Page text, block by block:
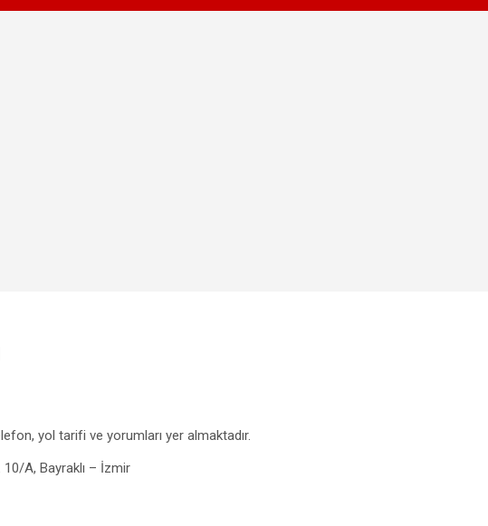
yol tarifi ve yorumları yer almaktadır.
A, Bayraklı – İzmir